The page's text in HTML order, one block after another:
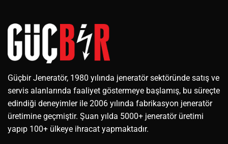
Güçbir Jeneratör, 1980 yılında jeneratör sektöründe satış ve
servis alanlarında faaliyet göstermeye başlamış, bu süreçte
edindiği deneyimler ile 2006 yılında fabrikasyon jeneratör
üretimine geçmiştir. Şuan yılda 5000+ jeneratör üretimi
yapıp 100+ ülkeye ihracat yapmaktadır.